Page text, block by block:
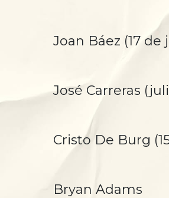
Joan Báez (17 de
José Carreras
Cristo De Burg
Bryan Adams